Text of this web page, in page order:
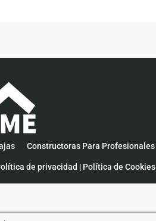
Constructoras Para Profesionales
de privacidad | Política de Cookies